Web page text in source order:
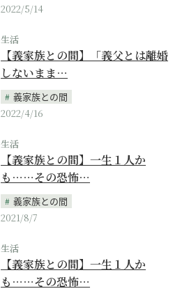
2022/5/14
生活
【義家族との間】「義父とは離婚
しないまま…
義家族との間
2022/4/16
生活
【義家族との間】一生１人か
も……その恐怖…
義家族との間
2021/8/7
生活
【義家族との間】一生１人か
も……その恐怖…